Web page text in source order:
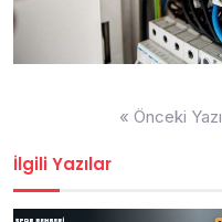
« Önceki Yazı
İlgili Yazılar